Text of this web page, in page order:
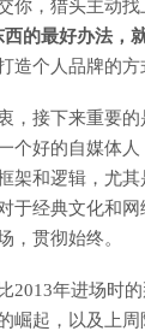
你，猎头主动
的最好办法，
造个人品牌的方
，接下来重要
个好的自媒体人
架和逻辑，尤
于经典文化和
，贯彻始终。
2013年进场时
崛起，以及上